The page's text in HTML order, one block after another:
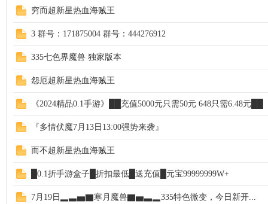
穷而超新星热血海贼王
3 群号：171875004 群号：444276912
335七色界魔兽 独家版本
怨厄超新星热血海贼王
《2024精品0.1手游》██充值5000元只需50元 648只需6.48元██
『多情伏魔7月13日13:00强势来袭』
而不超新星热血海贼王
█0.1折手游盒子█折扣最低█送充值█元宝99999999W+
7月19日▂▃▅▇寒月魔兽▇▅▃▂335特色微变，今日新开...